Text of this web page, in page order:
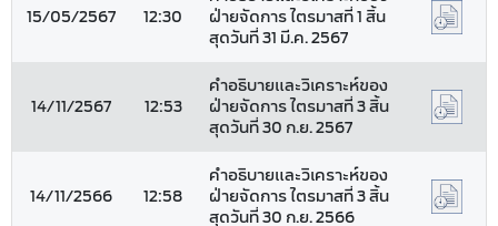
15/05/2567 12:30
ฝ่ายจัดการ ไตรมาสที่ 1 สิ้น
สุดวันที่ 31 มี.ค. 2567
14/11/2567 12:53
คำอธิบายและวิเคราะห์ของ
ฝ่ายจัดการ ไตรมาสที่ 3 สิ้น
สุดวันที่ 30 ก.ย. 2567
14/11/2566 12:58
คำอธิบายและวิเคราะห์ของ
ฝ่ายจัดการ ไตรมาสที่ 3 สิ้น
สุดวันที่ 30 ก.ย. 2566